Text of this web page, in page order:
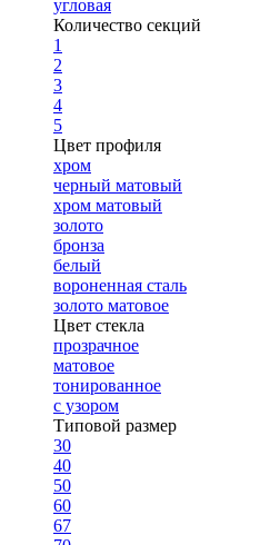
угловая
Количество секций
1
2
3
4
5
Цвет профиля
хром
черный матовый
хром матовый
золото
бронза
белый
вороненная сталь
золото матовое
Цвет стекла
прозрачное
матовое
тонированное
с узором
Типовой размер
30
40
50
60
67